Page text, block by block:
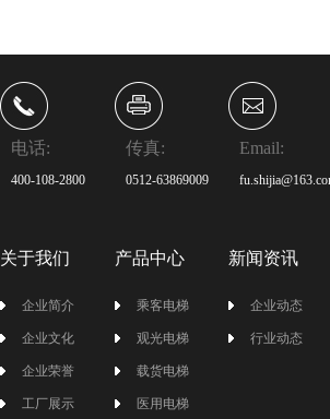
电话:
400-108-2800
传真:
0512-63869009
Email:
关于我们
企业简介
企业文化
企业荣誉
工厂展示
产品中心
乘客电梯
观光电梯
载货电梯
医用电梯
新闻资讯
企业动态
行业动态